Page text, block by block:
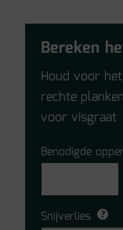
Bereken
Houd voor
rechte
voor visgraat
Benodigde
Snijverlies